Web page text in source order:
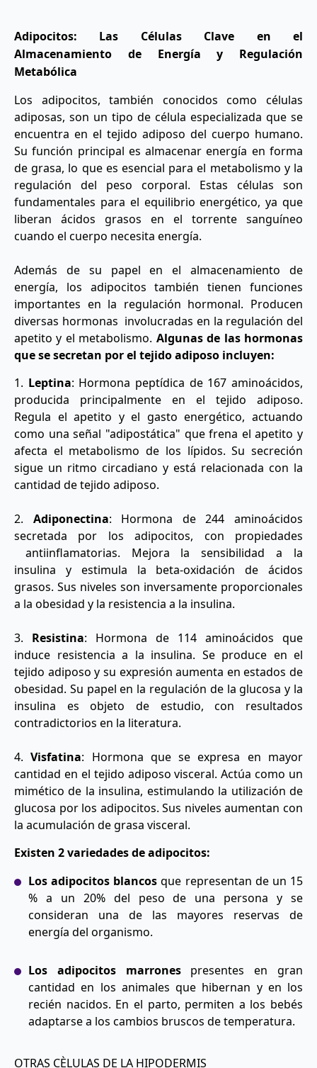
Adipocitos: Las Células Clave en el
Almacenamiento de Energía y Regulación
Metabólica
Los adipocitos, también conocidos como células
adiposas, son un tipo de célula especializada que se
encuentra en el tejido adiposo del cuerpo humano.
Su función principal es almacenar energía en forma
de grasa, lo que es esencial para el metabolismo y la
regulación del peso corporal. Estas células son
fundamentales para el equilibrio energético, ya que
liberan ácidos grasos en el torrente sanguíneo
cuando el cuerpo necesita energía.
Además de su papel en el almacenamiento de
energía, los adipocitos también tienen funciones
importantes en la regulación hormonal. Producen
diversas hormonas involucradas en la regulación del
apetito y el metabolismo. Algunas de las hormonas
que se secretan por el tejido adiposo incluyen:
1. Leptina: Hormona peptídica de 167 aminoácidos,
producida principalmente en el tejido adiposo.
Regula el apetito y el gasto energético, actuando
como una señal "adipostática" que frena el apetito y
afecta el metabolismo de los lípidos. Su secreción
sigue un ritmo circadiano y está relacionada con la
cantidad de tejido adiposo.
2. Adiponectina: Hormona de 244 aminoácidos
secretada por los adipocitos, con propiedades
antiinflamatorias. Mejora la sensibilidad a la
insulina y estimula la beta-oxidación de ácidos
grasos. Sus niveles son inversamente proporcionales
a la obesidad y la resistencia a la insulina.
3. Resistina: Hormona de 114 aminoácidos que
induce resistencia a la insulina. Se produce en el
tejido adiposo y su expresión aumenta en estados de
obesidad. Su papel en la regulación de la glucosa y la
insulina es objeto de estudio, con resultados
contradictorios en la literatura.
4.Visfatina: Hormona que se expresa en mayor
cantidad en el tejido adiposo visceral. Actúa como un
mimético de la insulina, estimulando la utilización de
glucosa por los adipocitos. Sus niveles aumentan con
la acumulación de grasa visceral.
Existen 2 variedades de adipocitos:
Los adipocitos blancos que representan de un 15
% a un 20% del peso de una persona y se
consideran una de las mayores reservas de
energía del organismo.
Los adipocitos marronespresentes en gran
cantidad en los animales que hibernan y en los
recién nacidos. En el parto, permiten a los bebés
adaptarse a los cambios bruscos de temperatura.
OTRAS CÈLULAS DE LA HIPODERMIS